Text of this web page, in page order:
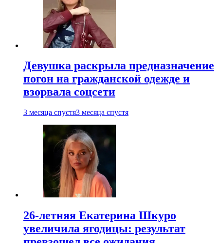
Девушка раскрыла предназначение
погон на гражданской одежде и
взорвала соцсети
3 месяца спустя3 месяца спустя
26-летняя Екатерина Шкуро
увеличила ягодицы: результат